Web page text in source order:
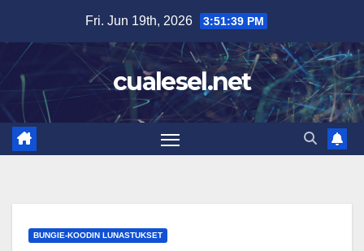
content
Fri. Jun 19th, 2026 3:51:41 PM
cualesel.net
BUNGIE-KOODIN LUNASTUKSET